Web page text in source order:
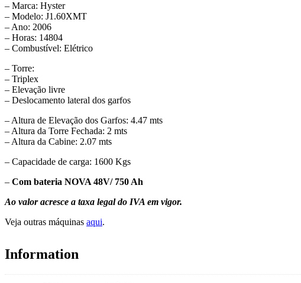
– Marca: Hyster
– Modelo: J1.60XMT
– Ano: 2006
– Horas: 14804
– Combustível: Elétrico
– Torre:
– Triplex
– Elevação livre
– Deslocamento lateral dos garfos
– Altura de Elevação dos Garfos: 4.47 mts
– Altura da Torre Fechada: 2 mts
– Altura da Cabine: 2.07 mts
– Capacidade de carga: 1600 Kgs
– Com bateria NOVA 48V/ 750 Ah
Ao valor acresce a taxa legal do IVA em vigor.
Veja outras máquinas aqui.
Information